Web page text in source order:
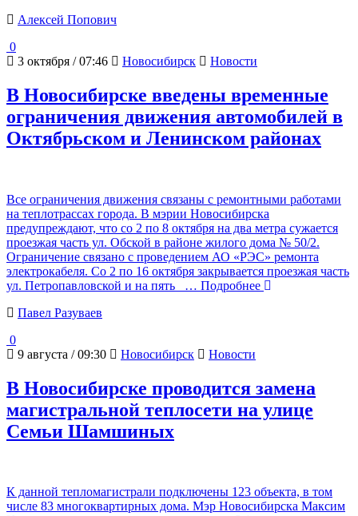
Алексей Попович
0
3 октября / 07:46
Новосибирск Новости
В Новосибирске введены временные
ограничения движения автомобилей в
Октябрьском и Ленинском районах
Все ограничения движения связаны с ремонтными работами
на теплотрассах города. В мэрии Новосибирска
предупреждают, что со 2 по 8 октября на два метра сужается
проезжая часть ул. Обской в районе жилого дома № 50/2.
Ограничение связано с проведением АО «РЭС» ремонта
электрокабеля. Со 2 по 16 октября закрывается проезжая часть
ул. Петропавловской и на пять
… Подробнее
Павел Разуваев
0
9 августа / 09:30
Новосибирск Новости
В Новосибирске проводится замена
магистральной теплосети на улице
Семьи Шамшиных
К данной тепломагистрали подключены 123 объекта, в том
числе 8️3 многоквартирных дома. Мэр Новосибирска Максим